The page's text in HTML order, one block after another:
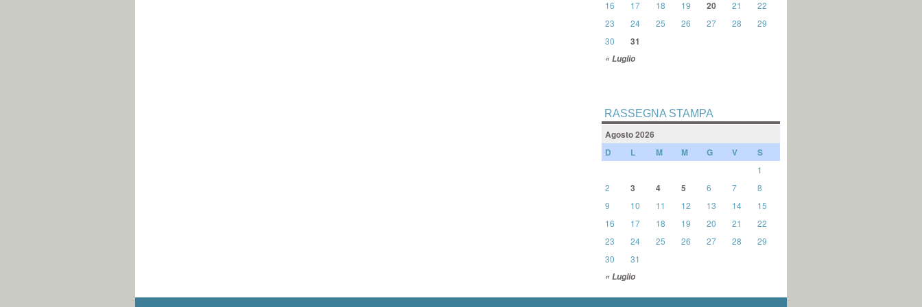
« Luglio
16
17 18 19 20 21
22
23
24 25 26 27 28
29
30
31
RASSEGNA STAMPA
Agosto 2026
D
L M M G V S
« Luglio
1
2
3 4 5 6 7
8
9
10 11 12 13 14
15
16
17 18 19 20 21
22
23
24 25 26 27 28
29
30
31